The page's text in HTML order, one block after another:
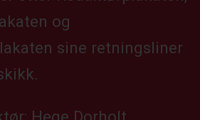
og
sine retningsliner
Hege Dorholt